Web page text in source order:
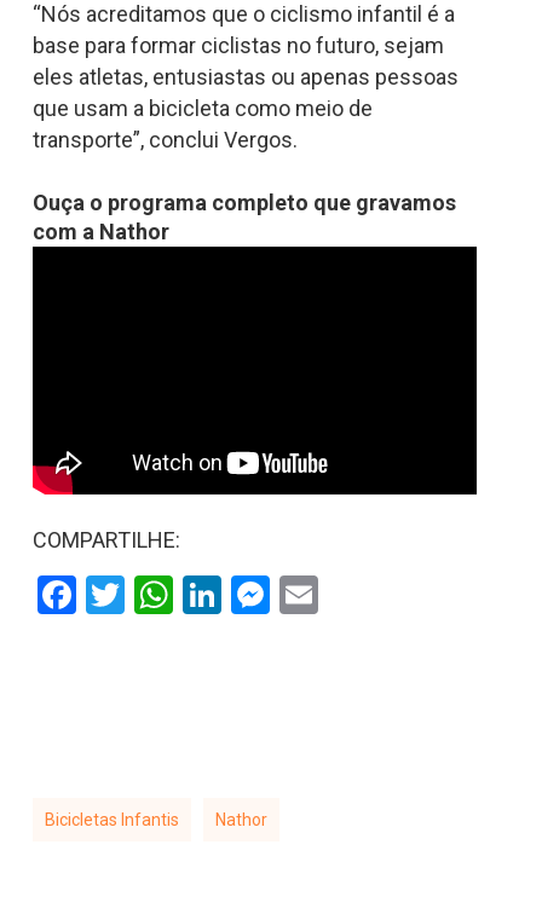
“Nós acreditamos que o ciclismo infantil é a
base para formar ciclistas no futuro, sejam
eles atletas, entusiastas ou apenas pessoas
que usam a bicicleta como meio de
transporte”, conclui Vergos.
Ouça o programa completo que gravamos
com a Nathor
COMPARTILHE:
Facebook
Twitter
WhatsApp
LinkedIn
Messenger
Email
Bicicletas Infantis Nathor